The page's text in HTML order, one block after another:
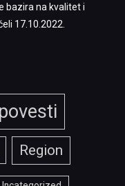
bazira na kvalitet i
17.10.2022.
Region